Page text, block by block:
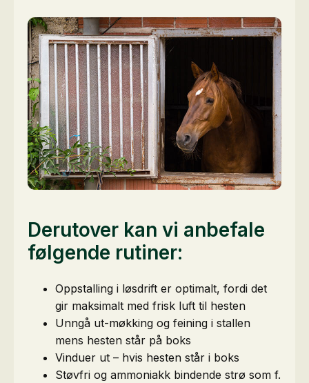
Derutover kan vi anbefale
følgende rutiner:
Oppstalling i løsdrift er optimalt, fordi det
gir maksimalt med frisk luft til hesten
Unngå ut-møkking og feining i stallen
mens hesten står på boks
Vinduer ut – hvis hesten står i boks
Støvfri og ammoniakk bindende strø som f.